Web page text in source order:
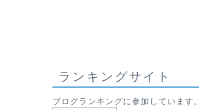
ランキングサイト
ブログランキングに参加しています。